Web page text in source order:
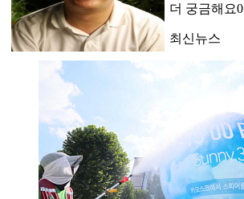
더 궁금해요0
최신뉴스